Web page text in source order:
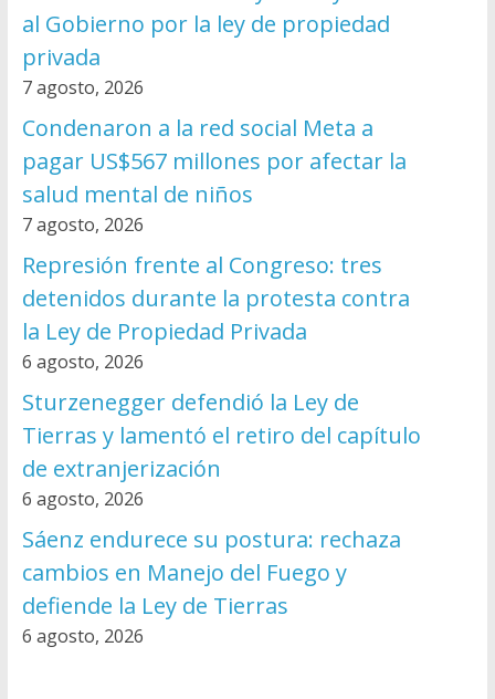
al Gobierno por la ley de propiedad
privada
7 agosto, 2026
Condenaron a la red social Meta a
pagar US$567 millones por afectar la
salud mental de niños
7 agosto, 2026
Represión frente al Congreso: tres
detenidos durante la protesta contra
la Ley de Propiedad Privada
6 agosto, 2026
Sturzenegger defendió la Ley de
Tierras y lamentó el retiro del capítulo
de extranjerización
6 agosto, 2026
Sáenz endurece su postura: rechaza
cambios en Manejo del Fuego y
defiende la Ley de Tierras
6 agosto, 2026